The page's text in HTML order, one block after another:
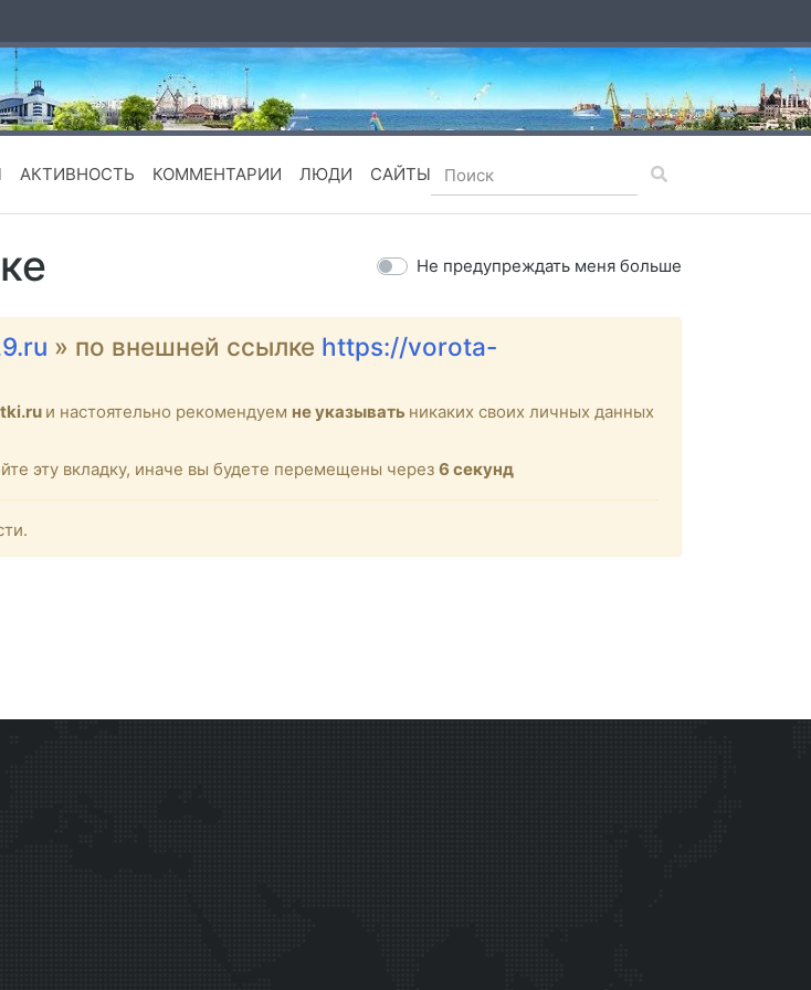
АКТИВНОСТЬ КОММЕНТАРИИ ЛЮДИ САЙТЫ
Не предупреждать меня больше
» по внешней ссылке https://vorota-
и настоятельно рекомендуем не указывать никаких своих личных данных
эту вкладку, иначе вы будете перемещены через 6 секунд